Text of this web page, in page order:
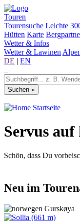
Touren
Tourensuche Leichte
Hütten Karte
Wetter & Infos
Wetter & Lawinen
DE | EN
Startseite
Servus auf
Schön, dass Du
Neu im
Gurskøya